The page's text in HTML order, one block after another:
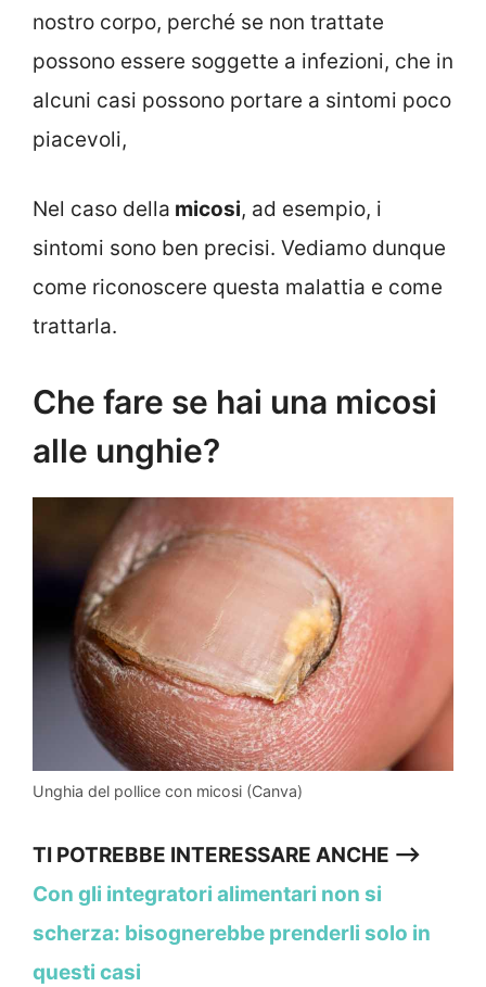
nostro corpo, perché se non trattate
possono essere soggette a infezioni, che in
alcuni casi possono portare a sintomi poco
piacevoli,
Nel caso della micosi, ad esempio, i
sintomi sono ben precisi. Vediamo dunque
come riconoscere questa malattia e come
trattarla.
Che fare se hai una micosi
alle unghie?
Unghia del pollice con micosi (Canva)
TI POTREBBE INTERESSARE ANCHE —->
Con gli integratori alimentari non si
scherza: bisognerebbe prenderli solo in
questi casi